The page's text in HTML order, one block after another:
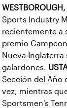
Sports Industry
recientemente a
premio
Nueva Inglaterra
galardones.
Sección del Año
vez, mientras
Sportsmen's